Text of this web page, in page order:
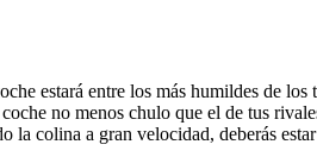
estará entre los más humildes de
no menos chulo que el de tus
la colina a gran velocidad, deberás